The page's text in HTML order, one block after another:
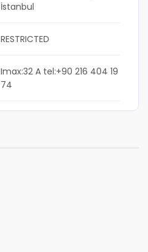
İstanbul
RESTRICTED
Imax:32 A tel:+90 216 404 19
74